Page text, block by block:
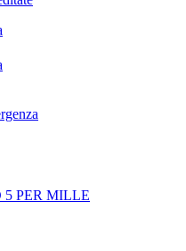
PER MILLE